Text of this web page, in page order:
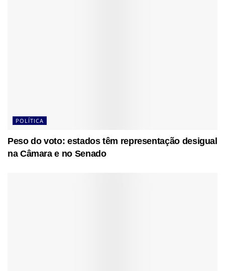
POLÍTICA
Peso do voto: estados têm representação desigual
na Câmara e no Senado